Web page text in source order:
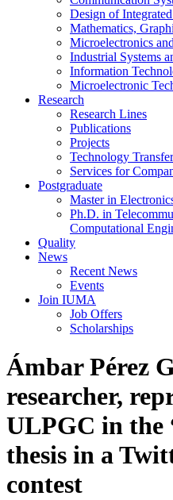
Design of
Mathematics,
Microelectronics
Industrial Systems
Information
Microelectronic
Research
Research Lines
Publications
Projects
Technology Transfer
Services for
Postgraduate
Master in
Ph.D. in
Computational
Quality
News
Recent News
Events
Join IUMA
Job Offers
Scholarships
Ámbar Pérez
researcher,
ULPGC in the
thesis in a
contest